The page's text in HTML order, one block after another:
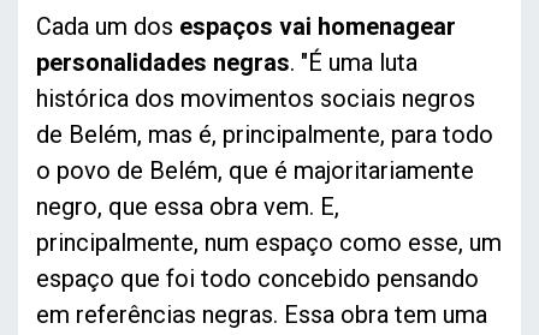
Cada um dos espaços vai homenagear
personalidades negras. "É uma luta
histórica dos movimentos sociais negros
de Belém, mas é, principalmente, para todo
o povo de Belém, que é majoritariamente
negro, que essa obra vem. E,
principalmente, num espaço como esse, um
espaço que foi todo concebido pensando
em referências negras. Essa obra tem uma